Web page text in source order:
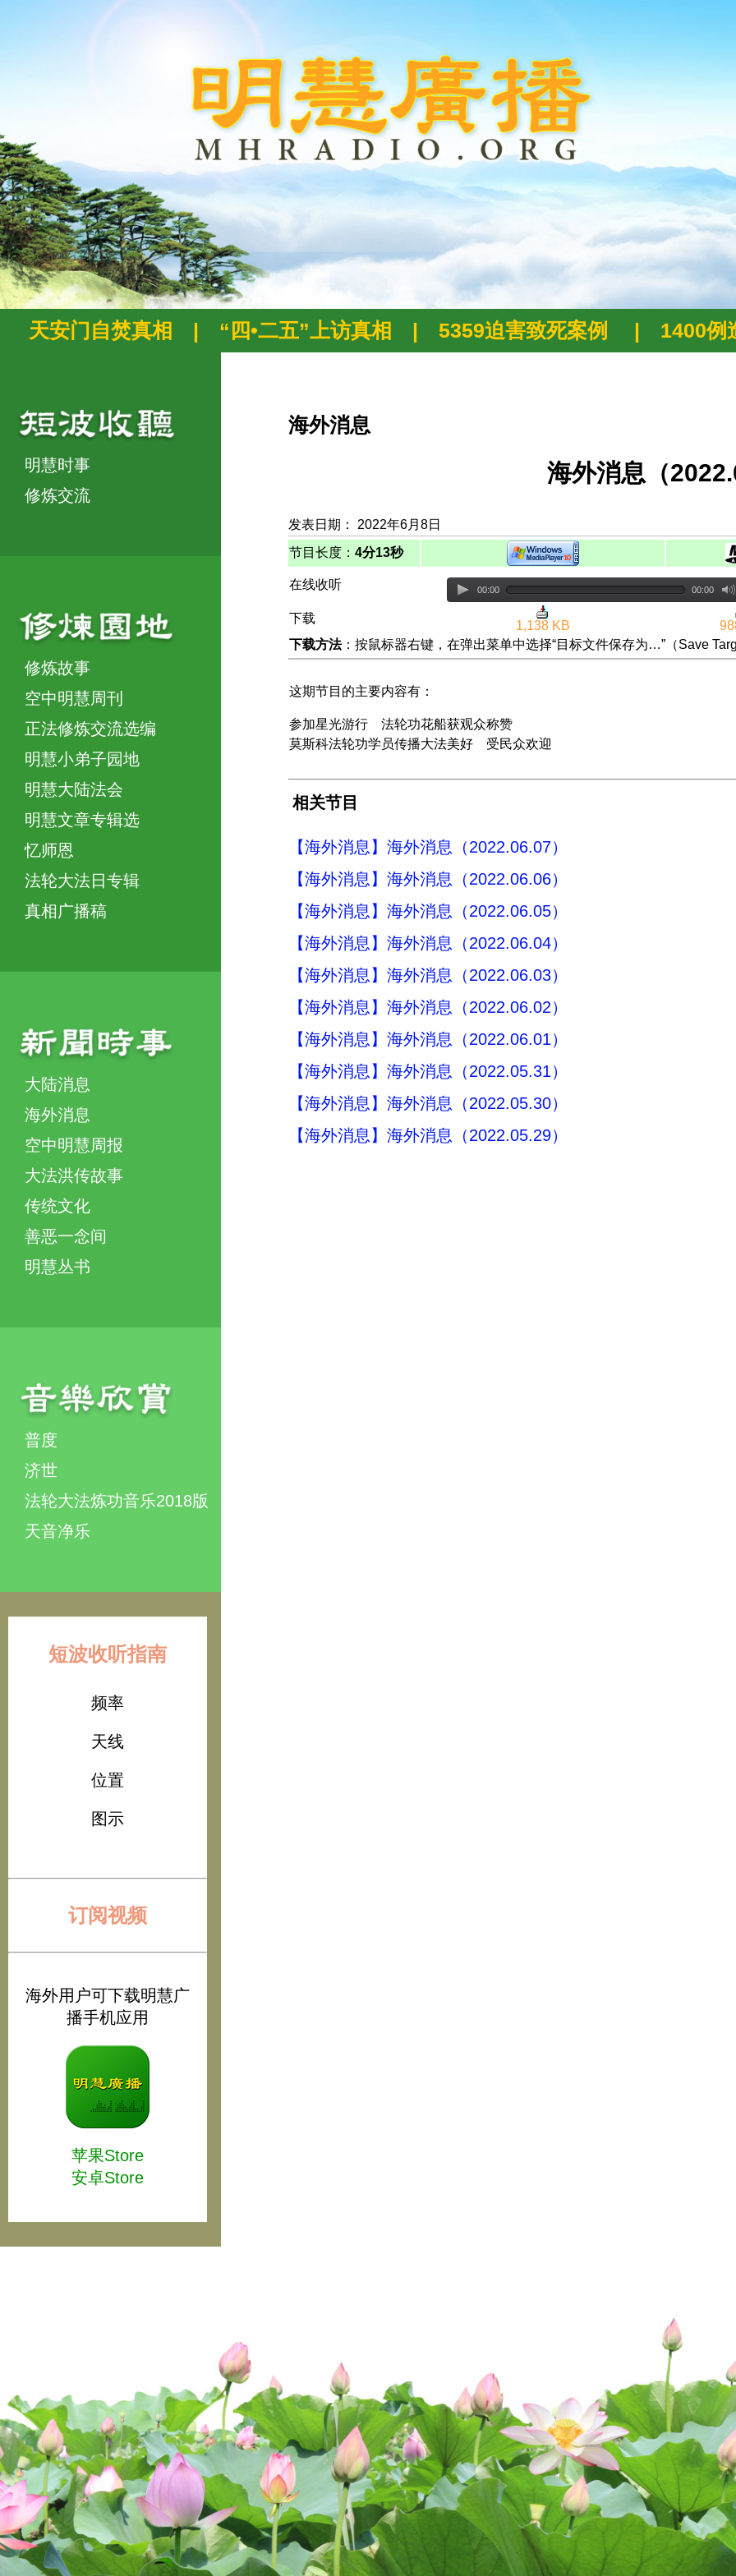
天安门自焚真相 | “四•二五”上访真相 | 5359迫害致死案例 | 1400例
明慧时事
修炼交流
修炼故事
空中明慧周刊
正法修炼交流选编
明慧小弟子园地
明慧大陆法会
明慧文章专辑选
忆师恩
法轮大法日专辑
真相广播稿
大陆消息
海外消息
空中明慧周报
大法洪传故事
传统文化
善恶一念间
明慧丛书
普度
济世
法轮大法炼功音乐2018版
天音净乐
短波收听指南
频率
天线
位置
图示
订阅视频
海外用户可下载明慧广
播手机应用
苹果Store
安卓Store
海外消息
海外消息（
发表日期： 2022年6月8日
节目长度： 4分13秒
在线收听 00:00 00:00
下载
1,138 KB
下载方法：按鼠标器右键，在弹出菜单中选择“目标文件保存为…”（Save
这期节目的主要内容有：
参加星光游行 法轮功花船获观众称赞
莫斯科法轮功学员传播大法美好 受民众欢迎
相关节目
【海外消息】海外消息（2022.06.07）
【海外消息】海外消息（2022.06.06）
【海外消息】海外消息（2022.06.05）
【海外消息】海外消息（2022.06.04）
【海外消息】海外消息（2022.06.03）
【海外消息】海外消息（2022.06.02）
【海外消息】海外消息（2022.06.01）
【海外消息】海外消息（2022.05.31）
【海外消息】海外消息（2022.05.30）
【海外消息】海外消息（2022.05.29）